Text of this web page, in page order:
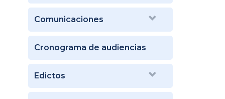
Comunicaciones
Cronograma de audiencias
Edictos